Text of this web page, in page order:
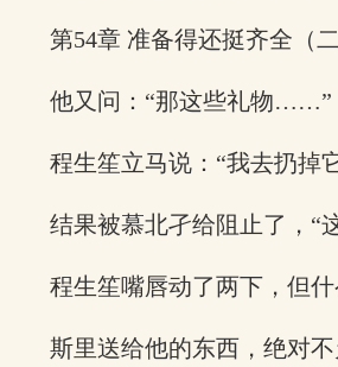
第54章 准备得还挺齐全（
他又问：“那这些礼物……”
程生笙立马说：“我去扔掉
结果被慕北孑给阻止了，“
程生笙嘴唇动了两下，但什
斯里送给他的东西，绝对